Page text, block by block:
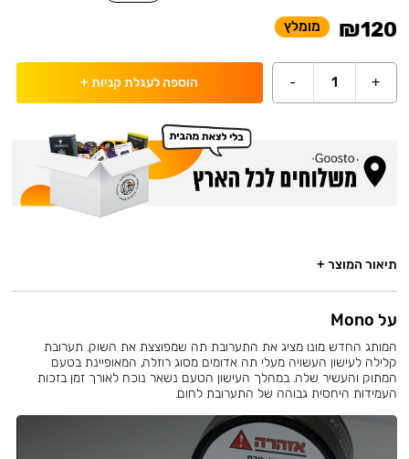
₪120 מומלץ
+
1
- הוספה לעגלת קניות +
תיאור המוצר +
על Mono
המותג החדש מונו מציג את התערובת תה שמפוצצת את השוק. תערובת
קלילה לעישון העשויה מעלי תה אדומים מסוג רוזלה, המאופיינת בטעם
המתוק והעשיר שלה. במהלך העישון הטעם נשאר נוכח לאורך זמן בזכות
העמידות היחסית גבוהה של התערובת לחום.